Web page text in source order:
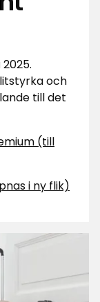
och
till det
(till
i ny flik)